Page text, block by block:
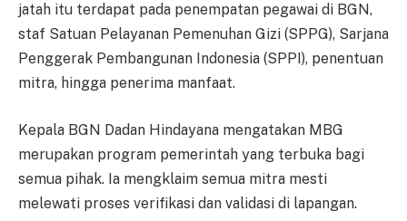
jatah itu terdapat pada penempatan pegawai di BGN,
staf Satuan Pelayanan Pemenuhan Gizi (SPPG), Sarjana
Penggerak Pembangunan Indonesia (SPPI), penentuan
mitra, hingga penerima manfaat.
Kepala BGN Dadan Hindayana mengatakan MBG
merupakan program pemerintah yang terbuka bagi
semua pihak. Ia mengklaim semua mitra mesti
melewati proses verifikasi dan validasi di lapangan.